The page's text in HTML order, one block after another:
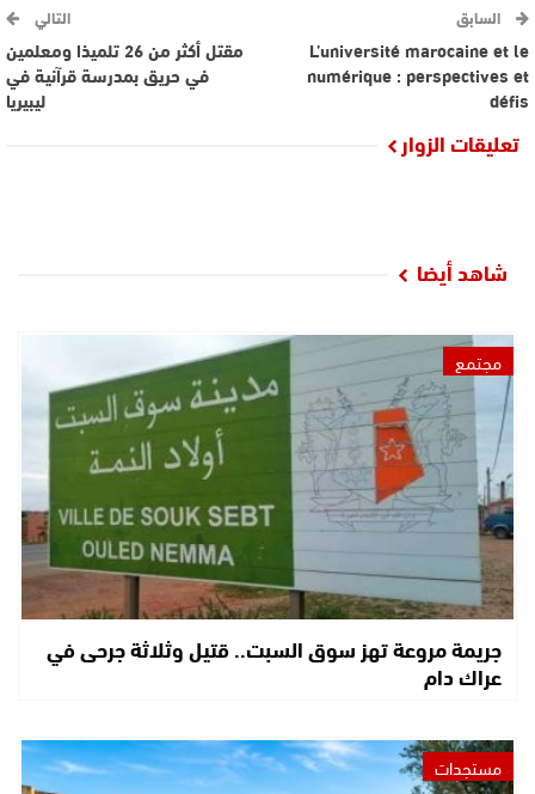
السابق
L’université marocaine et le
numérique : perspectives et
défis
التالي
مقتل أكثر من 26 تلميذا ومعلمين
في حريق بمدرسة قرآنية في
ليبيريا
تعليقات الزوار
شاهد أيضا
مجتمع
جريمة مروعة تهز سوق السبت.. قتيل وثلاثة جرحى في
عراك دام
مستجدات